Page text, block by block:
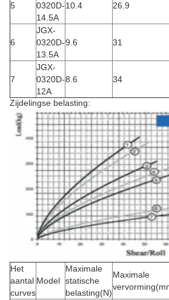
5
0320D-
14.5A
10.4 26.9
6
JGX-
0320D-
13.5A
9.6 31
7
JGX-
0320D-
12A
8.6 34
Zijdelingse belasting:
Het
aantal
curves
Model
Maximale
statische
belasting(N)
Maximale
vervorming